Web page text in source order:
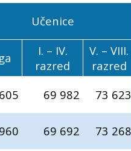
Učenice
I. – IV.
razred
V. – VIII.
razred
69 982 73 623
69 692 73 268